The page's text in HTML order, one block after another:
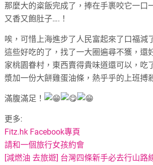
那麼大的粢飯完成了，捧在手裹咬它一口
又香又飽肚子….！
唉，可惜上海進步了人民富起來了口福減
這些好吃的了，找了一大圈遍尋不獲，還
家桃園眷村，東西賣得貴味道還可以， 吃
漿加一份大餅雞蛋油條， 熱乎乎的上班搏
滿腹滿足！
更多:
Fitz.hk Facebook專頁
請和一個旅行女孩約會
[減燃油 去旅遊] 台灣四條新手必去行山路